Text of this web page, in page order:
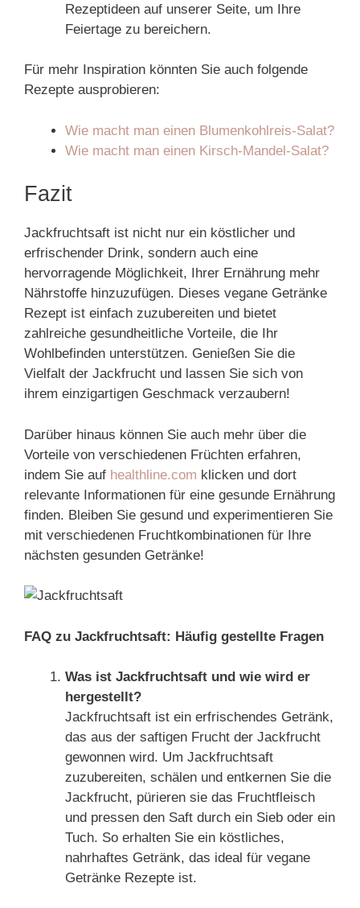
Rezeptideen auf unserer Seite, um Ihre
Feiertage zu bereichern.
Für mehr Inspiration könnten Sie auch folgende
Rezepte ausprobieren:
Wie macht man einen Blumenkohlreis-Salat?
Wie macht man einen Kirsch-Mandel-Salat?
Fazit
Jackfruchtsaft ist nicht nur ein köstlicher und
erfrischender Drink, sondern auch eine
hervorragende Möglichkeit, Ihrer Ernährung mehr
Nährstoffe hinzuzufügen. Dieses vegane Getränke
Rezept ist einfach zuzubereiten und bietet
zahlreiche gesundheitliche Vorteile, die Ihr
Wohlbefinden unterstützen. Genießen Sie die
Vielfalt der Jackfrucht und lassen Sie sich von
ihrem einzigartigen Geschmack verzaubern!
Darüber hinaus können Sie auch mehr über die
Vorteile von verschiedenen Früchten erfahren,
indem Sie auf healthline.com klicken und dort
relevante Informationen für eine gesunde Ernährung
finden. Bleiben Sie gesund und experimentieren Sie
mit verschiedenen Fruchtkombinationen für Ihre
nächsten gesunden Getränke!
FAQ zu Jackfruchtsaft: Häufig gestellte Fragen
Was ist Jackfruchtsaft und wie wird er
hergestellt?
Jackfruchtsaft ist ein erfrischendes Getränk,
das aus der saftigen Frucht der Jackfrucht
gewonnen wird. Um Jackfruchtsaft
zuzubereiten, schälen und entkernen Sie die
Jackfrucht, pürieren sie das Fruchtfleisch
und pressen den Saft durch ein Sieb oder ein
Tuch. So erhalten Sie ein köstliches,
nahrhaftes Getränk, das ideal für vegane
Getränke Rezepte ist.